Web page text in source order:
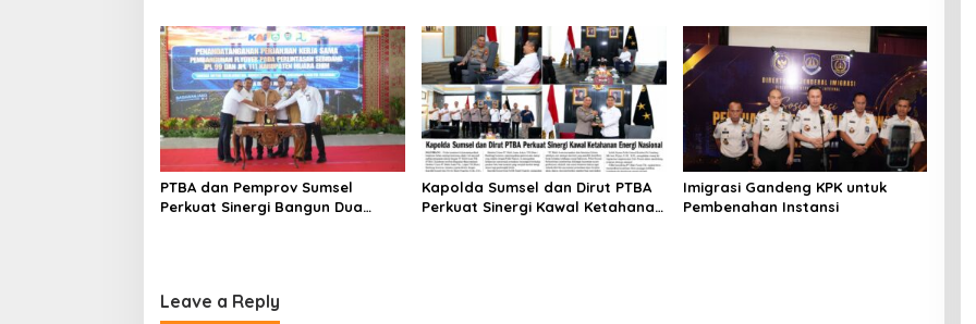
Kesehatan Personel
Perintangan Justru Disidangkan
PTBA dan Pemprov Sumsel
Perkuat Sinergi Bangun Dua
Kapolda Sumsel dan Dirut PTBA
Perkuat Sinergi Kawal Ketahanan
Imigrasi Gandeng KPK untuk
Pembenahan Instansi
Leave a Reply